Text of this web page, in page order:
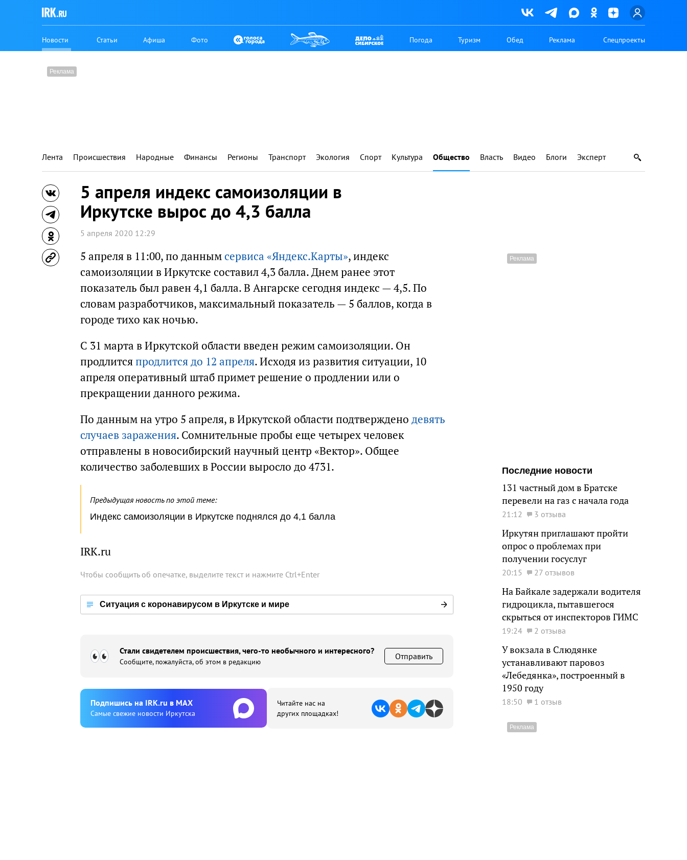
Новости Статьи Афиша Фото Погода Туризм Обед Реклама Спецпроекты
Лента Происшествия Народные Финансы Регионы Транспорт Экология Спорт Культура Общество Власть Видео Блоги Эксперт
5 апреля индекс самоизоляции в
Иркутске вырос до 4,3 балла
5 апреля 2020 12:29
5 апреля в 11:00, по даннымсервиса «Яндекс.Карты», индекс
самоизоляции в Иркутске составил 4,3 балла. Днем ранее этот
показатель был равен 4,1 балла. В Ангарске сегодня индекс — 4,5. По
словам разработчиков, максимальный показатель — 5 баллов, когда в
городе тихо как ночью.
С 31 марта в Иркутской области введен режим самоизоляции. Он
продлитсяпродлится до 12 апреля. Исходя из развития ситуации, 10
апреля оперативный штаб примет решение о продлении или о
прекращении данного режима.
По данным на утро 5 апреля, в Иркутской области подтверждено девять
случаев заражения. Сомнительные пробы еще четырех человек
отправлены в новосибирский научный центр «Вектор». Общее
количество заболевших в России выросло до 4731.
Предыдущая новость по этой теме:
Индекс самоизоляции в Иркутске поднялся до 4,1 балла
IRK.ru
Чтобы сообщить об опечатке, выделите текст и нажмите Ctrl+Enter
Ситуация с коронавирусом в Иркутске и мире
Стали свидетелем происшествия, чего-то необычного и интересного?
Сообщите, пожалуйста, об этом в редакцию
Отправить
Подпишиcь на IRK.ru в MAX
Cамые свежие новости Иркутска
Читайте нас на
других площадках!
Последние новости
131 частный дом в Братске
перевели на газ с начала года
21:12 3 отзыва
Иркутян приглашают пройти
опрос о проблемах при
получении госуслуг
20:15 27 отзывов
На Байкале задержали водителя
гидроцикла, пытавшегося
скрыться от инспекторов ГИМС
19:24 2 отзыва
У вокзала в Слюдянке
устанавливают паровоз
«Лебедянка», построенный в
1950 году
18:50 1 отзыв